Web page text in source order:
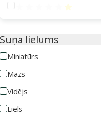
Suņa lielums
Miniatūrs
Mazs
Vidējs
Liels